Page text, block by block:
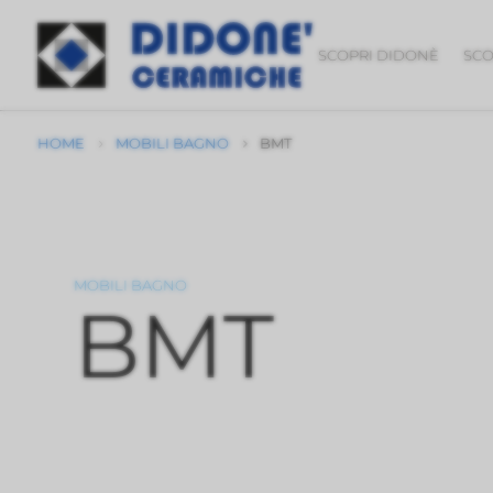
SCOPRI DIDONÈ
HOME MOBILI BAGNO 5 BMT
MOBILI BAGNO
BMT